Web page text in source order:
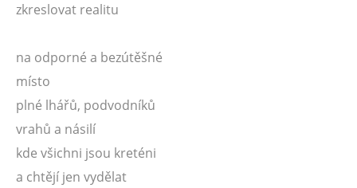
zkreslovat realitu
na odporné a bezútěšné
místo
plné lhářů, podvodníků
vrahů a násilí
kde všichni jsou kreténi
a chtějí jen vydělat